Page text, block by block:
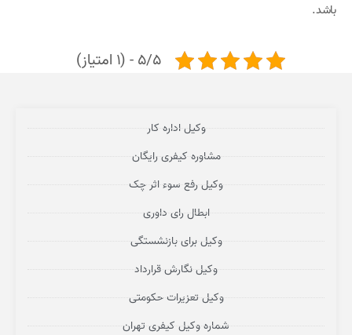
باشد.
5/5 - (1 امتیاز)
وکیل اداره کار
مشاوره کیفری رایگان
وکیل رفع سوء اثر چک
ابطال رای داوری
وکیل برای بازنشستگی
وکیل نگارش قرارداد
وکیل تعزیرات حکومتی
شماره وکیل کیفری تهران